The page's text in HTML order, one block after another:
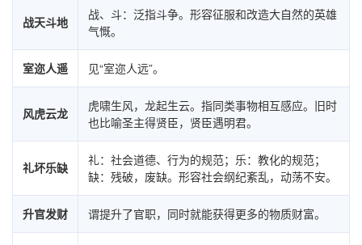
战天斗地
战、斗：泛指斗争。形容征服和改造大自然的英雄
气慨。
室迩人遥 见“室迩人远”。
风虎云龙
虎啸生风，龙起生云。指同类事物相互感应。旧时
也比喻圣主得贤臣，贤臣遇明君。
礼坏乐缺
礼：社会道德、行为的规范；乐：教化的规范；
缺：残破，废缺。形容社会纲纪紊乱，动荡不安。
升官发财 谓提升了官职，同时就能获得更多的物质财富。